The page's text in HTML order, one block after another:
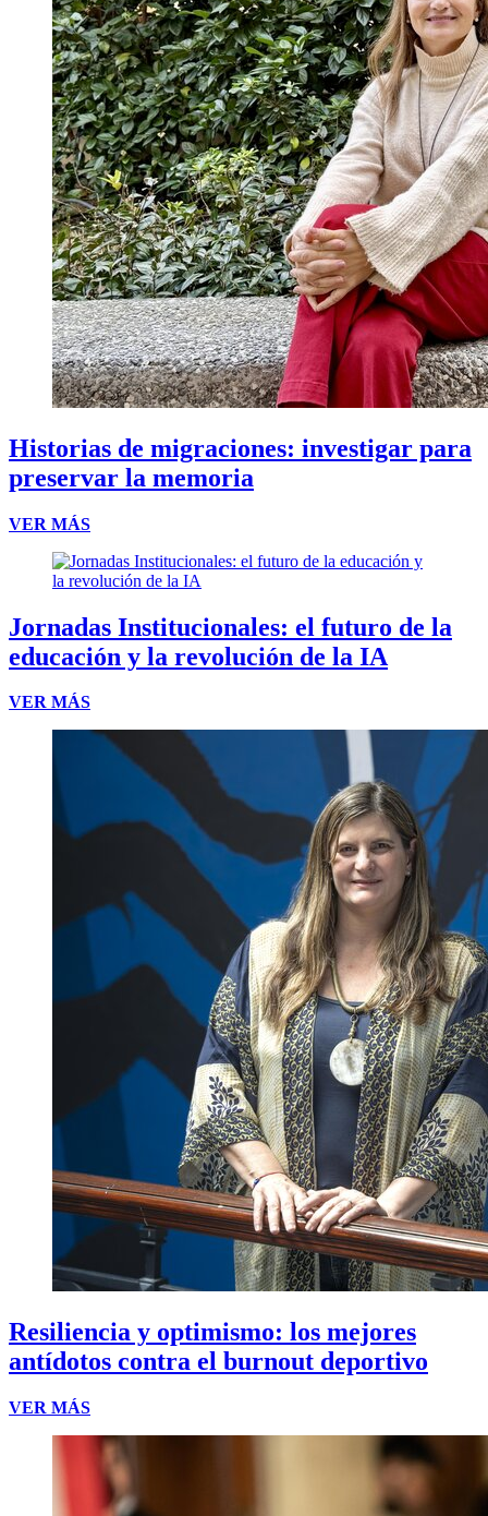
Historias de migraciones: investigar para
preservar la memoria
VER MÁS
Jornadas Institucionales: el futuro de la
educación y la revolución de la IA
VER MÁS
Resiliencia y optimismo: los mejores
antídotos contra el burnout deportivo
VER MÁS